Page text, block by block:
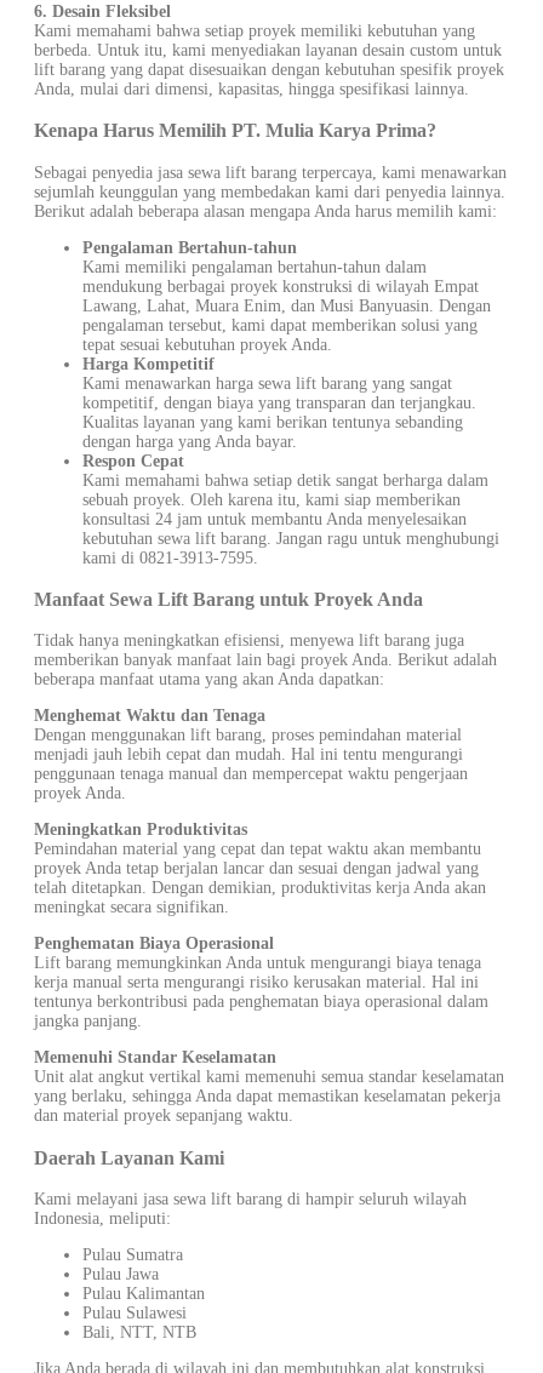
6. Desain Fleksibel
Kami memahami bahwa setiap proyek memiliki kebutuhan yang
berbeda. Untuk itu, kami menyediakan layanan desain custom untuk
lift barang yang dapat disesuaikan dengan kebutuhan spesifik proyek
Anda, mulai dari dimensi, kapasitas, hingga spesifikasi lainnya.
Kenapa Harus Memilih PT. Mulia Karya Prima?
Sebagai penyedia jasa sewa lift barang terpercaya, kami menawarkan
sejumlah keunggulan yang membedakan kami dari penyedia lainnya.
Berikut adalah beberapa alasan mengapa Anda harus memilih kami:
Pengalaman Bertahun-tahun
Kami memiliki pengalaman bertahun-tahun dalam
mendukung berbagai proyek konstruksi di wilayah Empat
Lawang, Lahat, Muara Enim, dan Musi Banyuasin. Dengan
pengalaman tersebut, kami dapat memberikan solusi yang
tepat sesuai kebutuhan proyek Anda.
Harga Kompetitif
Kami menawarkan harga sewa lift barang yang sangat
kompetitif, dengan biaya yang transparan dan terjangkau.
Kualitas layanan yang kami berikan tentunya sebanding
dengan harga yang Anda bayar.
Respon Cepat
Kami memahami bahwa setiap detik sangat berharga dalam
sebuah proyek. Oleh karena itu, kami siap memberikan
konsultasi 24 jam untuk membantu Anda menyelesaikan
kebutuhan sewa lift barang. Jangan ragu untuk menghubungi
kami di 0821-3913-7595.
Manfaat Sewa Lift Barang untuk Proyek Anda
Tidak hanya meningkatkan efisiensi, menyewa lift barang juga
memberikan banyak manfaat lain bagi proyek Anda. Berikut adalah
beberapa manfaat utama yang akan Anda dapatkan:
Menghemat Waktu dan Tenaga
Dengan menggunakan lift barang, proses pemindahan material
menjadi jauh lebih cepat dan mudah. Hal ini tentu mengurangi
penggunaan tenaga manual dan mempercepat waktu pengerjaan
proyek Anda.
Meningkatkan Produktivitas
Pemindahan material yang cepat dan tepat waktu akan membantu
proyek Anda tetap berjalan lancar dan sesuai dengan jadwal yang
telah ditetapkan. Dengan demikian, produktivitas kerja Anda akan
meningkat secara signifikan.
Penghematan Biaya Operasional
Lift barang memungkinkan Anda untuk mengurangi biaya tenaga
kerja manual serta mengurangi risiko kerusakan material. Hal ini
tentunya berkontribusi pada penghematan biaya operasional dalam
jangka panjang.
Memenuhi Standar Keselamatan
Unit alat angkut vertikal kami memenuhi semua standar keselamatan
yang berlaku, sehingga Anda dapat memastikan keselamatan pekerja
dan material proyek sepanjang waktu.
Daerah Layanan Kami
Kami melayani jasa sewa lift barang di hampir seluruh wilayah
Indonesia, meliputi:
Pulau Sumatra
Pulau Jawa
Pulau Kalimantan
Pulau Sulawesi
Bali, NTT, NTB
Jika Anda berada di wilayah ini dan membutuhkan alat konstruksi